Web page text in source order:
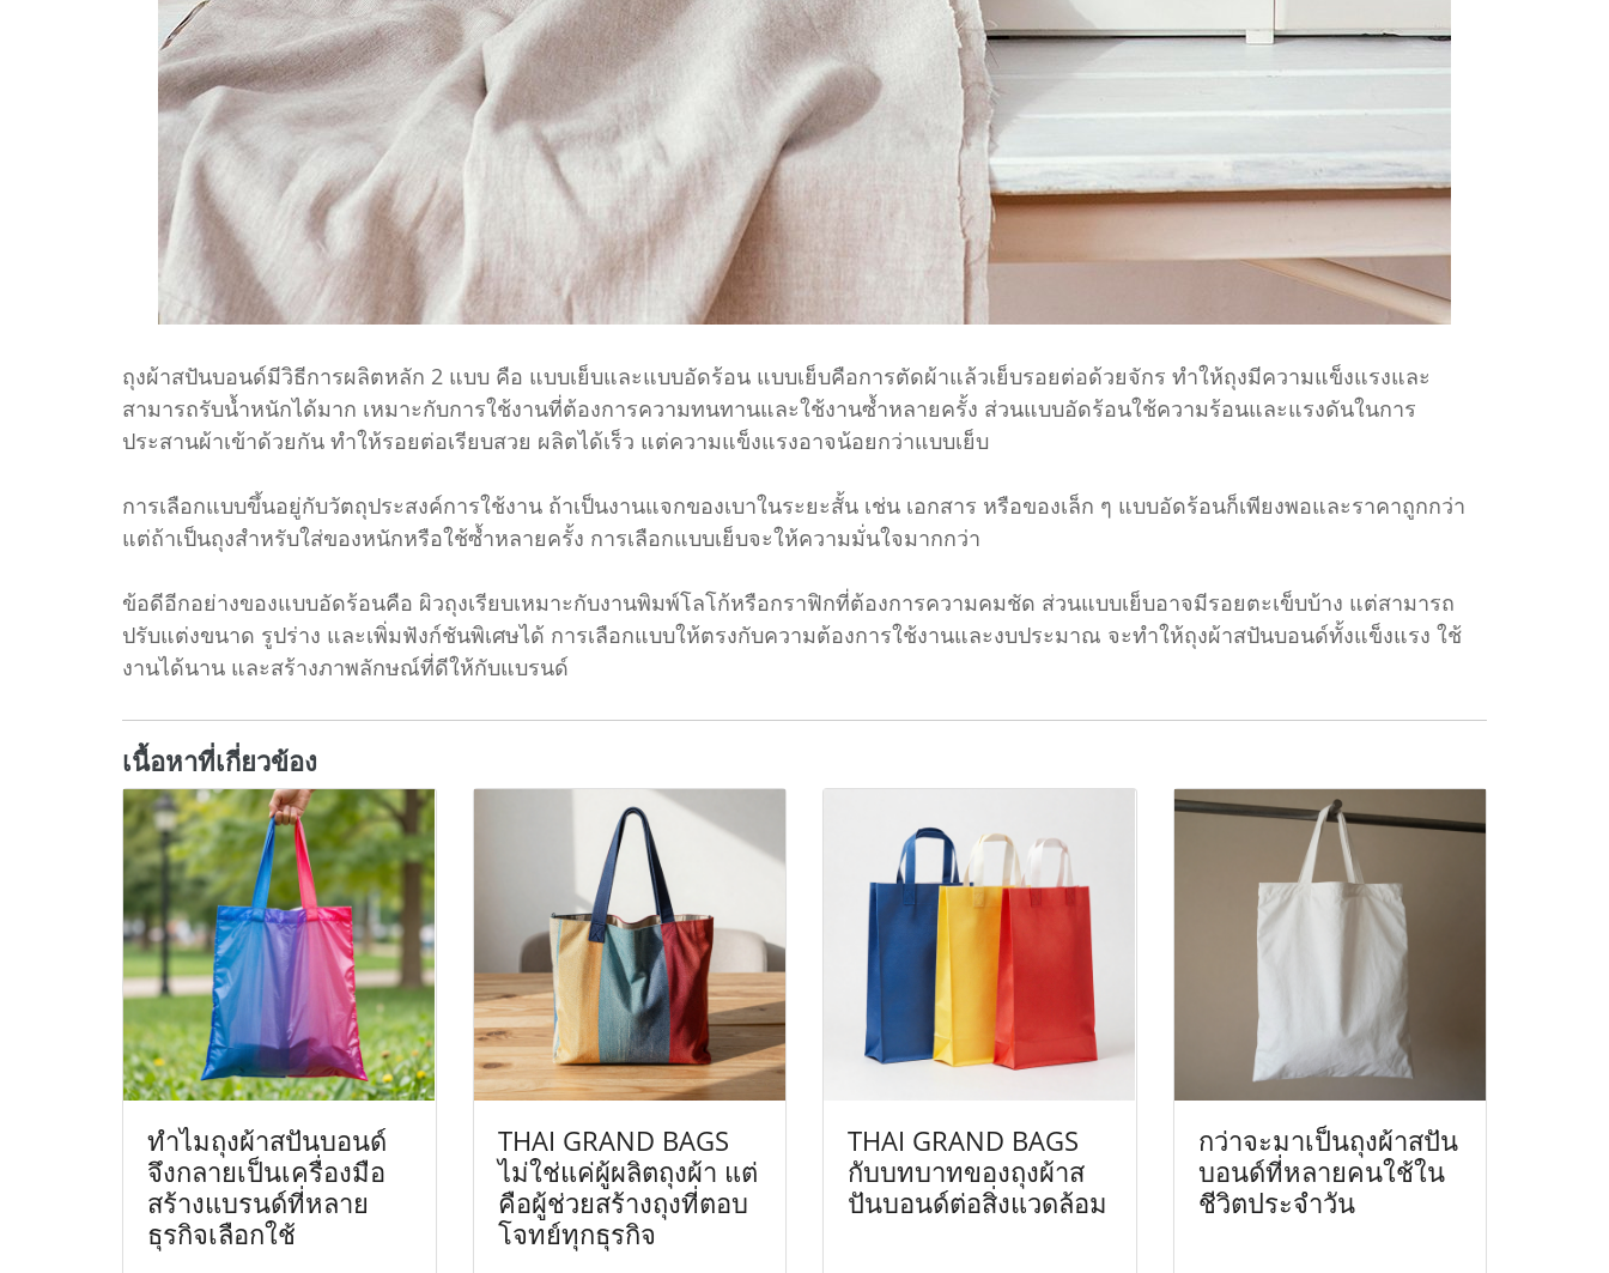
ถุงผ้าสปันบอนด์มีวิธีการผลิตหลัก 2 แบบ คือ แบบเย็บและแบบอัดร้อน แบบเย็บคือการตัดผ้าแล้วเย็บรอยต่อด้วยจักร ทำให้ถุงมีความแข็งแรงและ
สามารถรับน้ำหนักได้มาก เหมาะกับการใช้งานที่ต้องการความทนทานและใช้งานซ้ำหลายครั้ง ส่วนแบบอัดร้อนใช้ความร้อนและแรงดันในการ
ประสานผ้าเข้าด้วยกัน ทำให้รอยต่อเรียบสวย ผลิตได้เร็ว แต่ความแข็งแรงอาจน้อยกว่าแบบเย็บ
การเลือกแบบขึ้นอยู่กับวัตถุประสงค์การใช้งาน ถ้าเป็นงานแจกของเบาในระยะสั้น เช่น เอกสาร หรือของเล็ก ๆ แบบอัดร้อนก็เพียงพอและราคาถูกกว่า
แต่ถ้าเป็นถุงสำหรับใส่ของหนักหรือใช้ซ้ำหลายครั้ง การเลือกแบบเย็บจะให้ความมั่นใจมากกว่า
ข้อดีอีกอย่างของแบบอัดร้อนคือ ผิวถุงเรียบเหมาะกับงานพิมพ์โลโก้หรือกราฟิกที่ต้องการความคมชัด ส่วนแบบเย็บอาจมีรอยตะเข็บบ้าง แต่สามารถ
ปรับแต่งขนาด รูปร่าง และเพิ่มฟังก์ชันพิเศษได้ การเลือกแบบให้ตรงกับความต้องการใช้งานและงบประมาณ จะทำให้ถุงผ้าสปันบอนด์ทั้งแข็งแรง ใช้
งานได้นาน และสร้างภาพลักษณ์ที่ดีให้กับแบรนด์
เนื้อหาที่เกี่ยวข้อง
ทำไมถุงผ้าสปันบอนด์
จึงกลายเป็นเครื่องมือ
สร้างแบรนด์ที่หลาย
ธุรกิจเลือกใช้
THAI GRAND BAGS
ไม่ใช่แค่ผู้ผลิตถุงผ้า แต่
คือผู้ช่วยสร้างถุงที่ตอบ
โจทย์ทุกธุรกิจ
THAI GRAND BAGS
กับบทบาทของถุงผ้าส
ปันบอนด์ต่อสิ่งแวดล้อม
กว่าจะมาเป็นถุงผ้าสปัน
บอนด์ที่หลายคนใช้ใน
ชีวิตประจำวัน